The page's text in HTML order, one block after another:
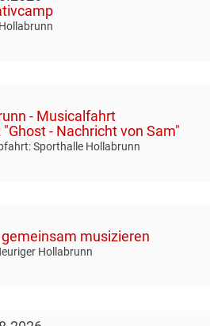
- Musicalfahrt
- Nachricht von Sam"
Sporthalle Hollabrunn
musizieren
Hollabrunn